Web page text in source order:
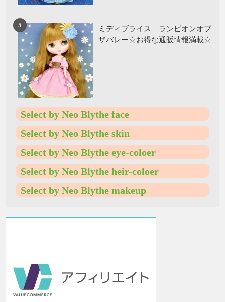
ミディブライス ランピオンオブ
ザバレー☆お得な通販情報満載☆
Select by Neo Blythe face
Select by Neo Blythe skin
Select by Neo Blythe eye-coloer
Select by Neo Blythe heir-coloer
Select by Neo Blythe makeup